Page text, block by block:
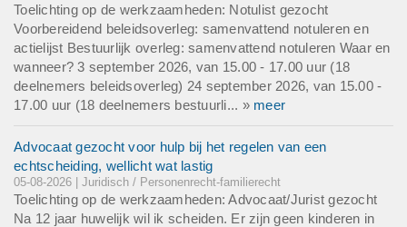
Toelichting op de werkzaamheden: Notulist gezocht
Voorbereidend beleidsoverleg: samenvattend notuleren en
actielijst Bestuurlijk overleg: samenvattend notuleren Waar en
wanneer? 3 september 2026, van 15.00 - 17.00 uur (18
deelnemers beleidsoverleg) 24 september 2026, van 15.00 -
17.00 uur (18 deelnemers bestuurli... » meer
Advocaat gezocht voor hulp bij het regelen van een
echtscheiding, wellicht wat lastig
05-08-2026 | Juridisch / Personenrecht-familierecht
Toelichting op de werkzaamheden: Advocaat/Jurist gezocht
Na 12 jaar huwelijk wil ik scheiden. Er zijn geen kinderen in